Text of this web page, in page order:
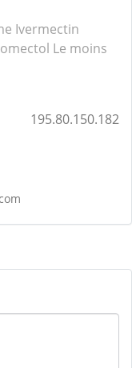
Ivermectin
Le moins
195.80.150.182